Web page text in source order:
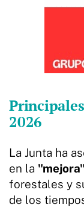
2026
La Junta ha
en la
forestales y
de los